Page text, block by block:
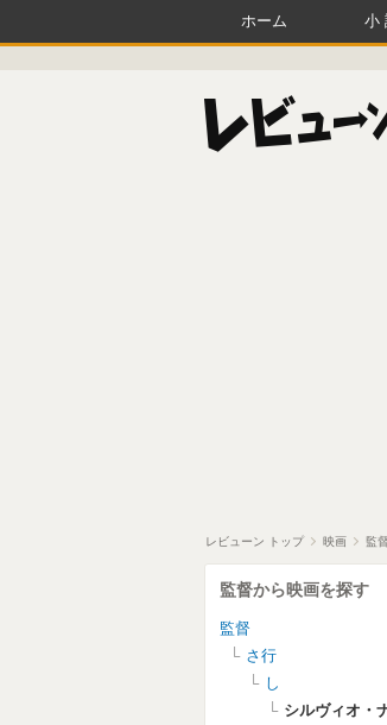
ホーム 小
レビューン トップ 映画 監
監督から映画を探す
監督
さ行
し
シルヴィオ・